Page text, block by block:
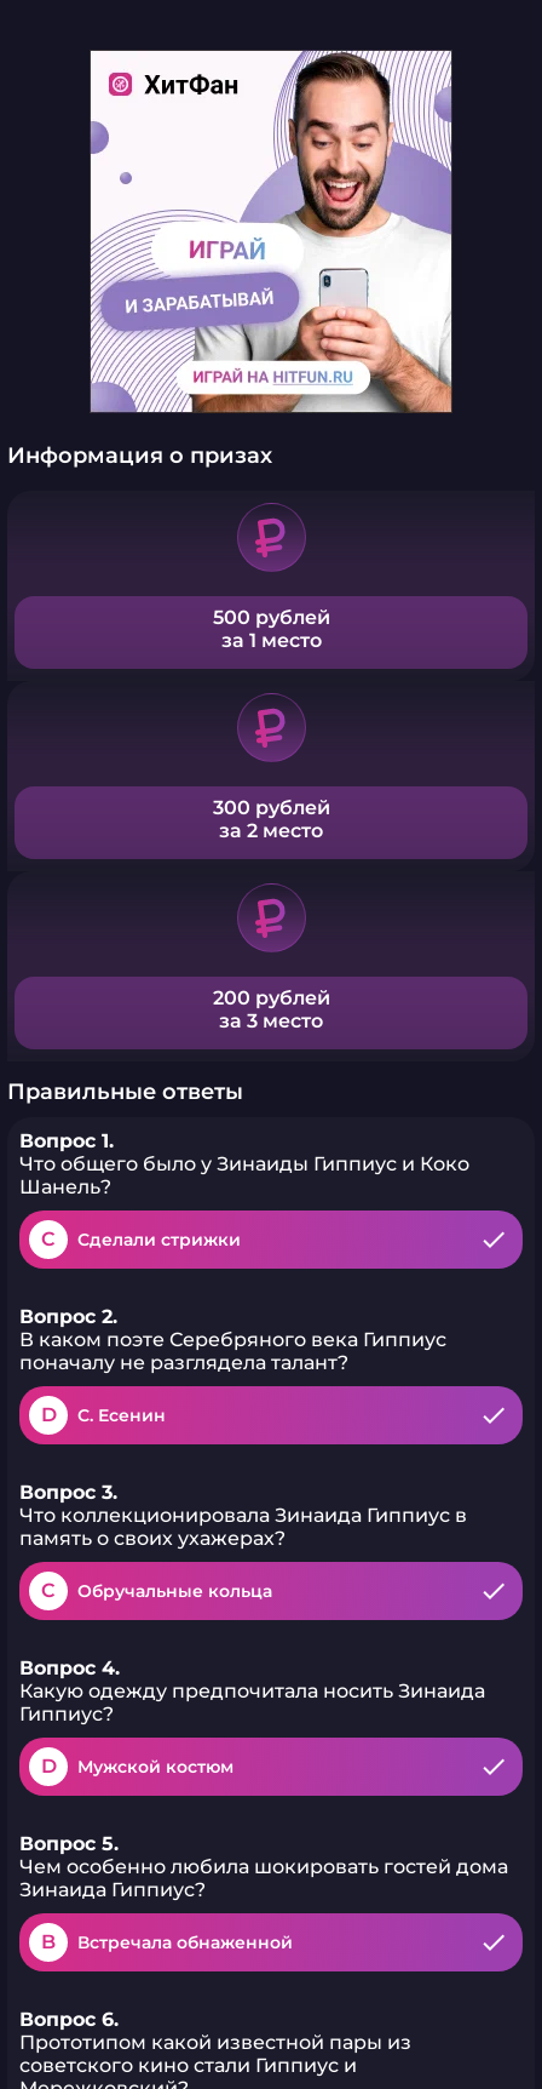
Информация о призах
500 рублей
за 1 место
300 рублей
за 2 место
200 рублей
за 3 место
Правильные ответы
Вопрос 1.
Что общего было у Зинаиды Гиппиус и Коко
Шанель?
C Сделали стрижки
Вопрос 2.
В каком поэте Серебряного века Гиппиус
поначалу не разглядела талант?
D С. Есенин
Вопрос 3.
Что коллекционировала Зинаида Гиппиус в
память о своих ухажерах?
C Обручальные кольца
Вопрос 4.
Какую одежду предпочитала носить Зинаида
Гиппиус?
D Мужской костюм
Вопрос 5.
Чем особенно любила шокировать гостей дома
Зинаида Гиппиус?
B Встречала обнаженной
Вопрос 6.
Прототипом какой известной пары из
советского кино стали Гиппиус и